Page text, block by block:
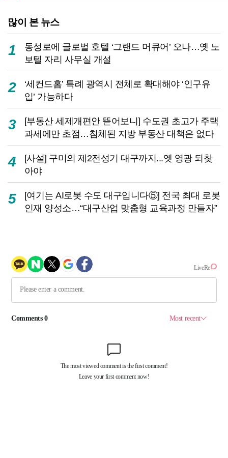
많이 본 뉴스
1
동성로에 글로벌 호텔 ‘그랜드 머큐어’ 오나…옛 노
보텔 자리 사무실 개설
2
‘세컨드홈’ 특례 광역시 전체로 확대해야 ‘인구유
입’ 가능하다
3
[부동산 세제개편안 뜯어보니] 수도권 초고가 주택
과세에만 초점…침체된 지방 부동산 대책은 없다
4
[사설] 구미의 제2전성기 대구까지...옛 영광 되찾
아야
5
[여기는 AI로봇 수도 대구입니다⑤] 전국 최대 로봇
인재 양성소…“대구산업 맞춤형 교육과정 만들자”